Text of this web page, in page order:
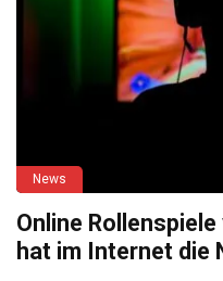
News
Online
hat im Internet die